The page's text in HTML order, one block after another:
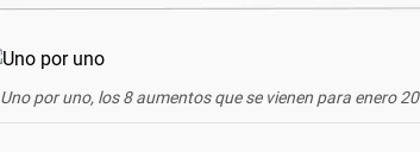
Uno por uno, los 8 aumentos que se vienen para enero